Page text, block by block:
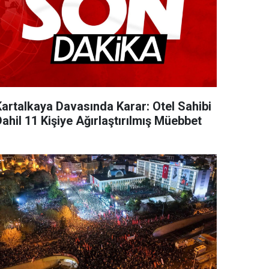
Davasında Karar: Otel Sahibi
11 Kişiye Ağırlaştırılmış Müebbet